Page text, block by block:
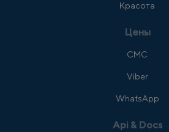
Красота
Цены
СМС
Viber
WhatsApp
Api & Docs